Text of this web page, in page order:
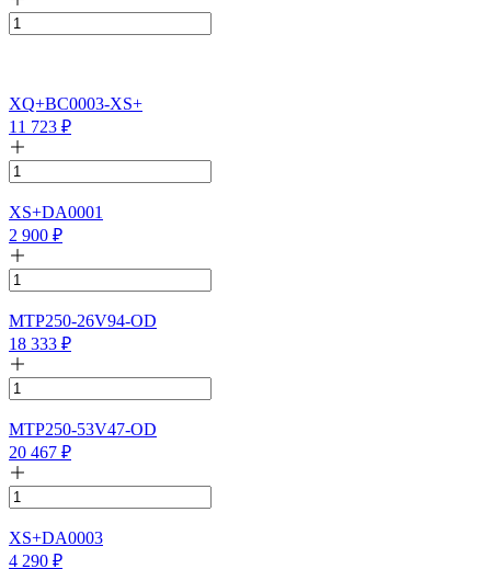
XQ+BC0003-XS+
11 723 ₽
XS+DA0001
2 900 ₽
MTP250-26V94-OD
18 333 ₽
MTP250-53V47-OD
20 467 ₽
XS+DA0003
4 290 ₽